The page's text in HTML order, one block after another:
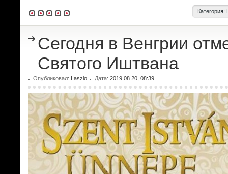
Категория:
Сегодня в Венгрии
Святого Иштвана
Опубликовал: Laszlo Дата: 2019.08.20, 08:39